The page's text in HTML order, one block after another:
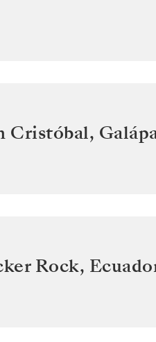
Cristóbal,
Rock,